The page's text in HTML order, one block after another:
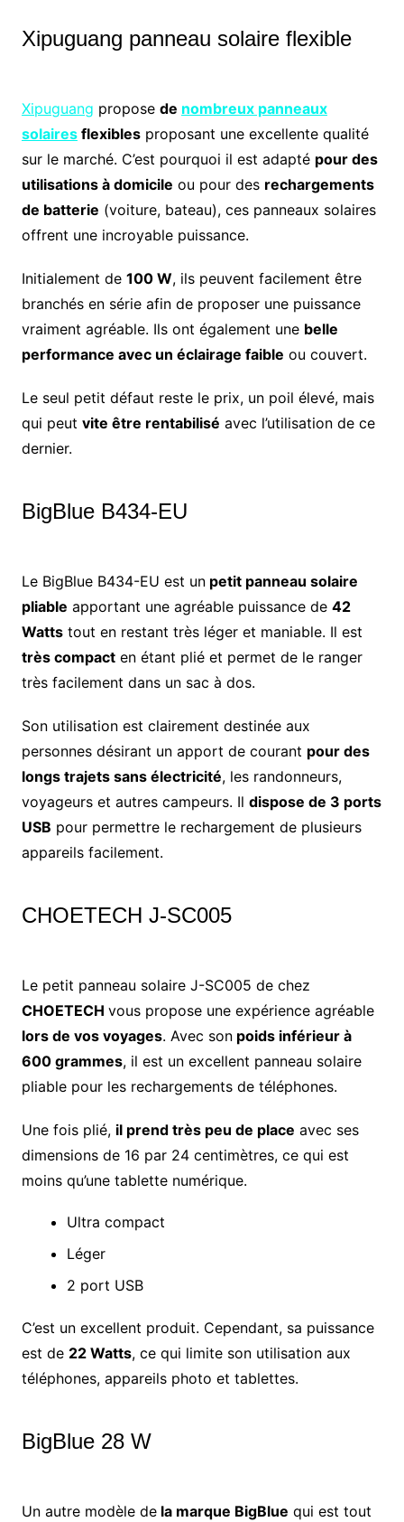
Xipuguang panneau solaire flexible
Xipuguang propose de nombreux panneaux
solairesflexiblesproposant une excellente qualité
sur le marché. C’est pourquoi il est adapté pour des
utilisations à domicile ou pour des rechargements
de batterie (voiture, bateau), ces panneaux solaires
offrent une incroyable puissance.
Initialement de 100 W, ils peuvent facilement être
branchés en série afin de proposer une puissance
vraiment agréable. Ils ont également une belle
performance avec un éclairage faible ou couvert.
Le seul petit défaut reste le prix, un poil élevé, mais
qui peut vite être rentabilisé avec l’utilisation de ce
dernier.
BigBlue B434-EU
Le BigBlue B434-EU est unpetit panneau solaire
pliable apportant une agréable puissance de 42
Wattstout en restant très léger et maniable. Il est
très compacten étant plié et permet de le ranger
très facilement dans un sac à dos.
Son utilisation est clairement destinée aux
personnes désirant un apport de courant pour des
longs trajets sans électricité, les randonneurs,
voyageurs et autres campeurs. Il dispose de 3 ports
USB pour permettre le rechargement de plusieurs
appareils facilement.
CHOETECH J-SC005
Le petit panneau solaire J-SC005 de chez
CHOETECH vous propose une expérience agréable
lors de vos voyages. Avec sonpoids inférieur à
600 grammes, il est un excellent panneau solaire
pliable pour les rechargements de téléphones.
Une fois plié, il prend très peu de place avec ses
dimensions de 16 par 24 centimètres, ce qui est
moins qu’une tablette numérique.
Ultra compact
Léger
2 port USB
C’est un excellent produit. Cependant, sa puissance
est de 22 Watts, ce qui limite son utilisation aux
téléphones, appareils photo et tablettes.
BigBlue 28 W
Un autre modèle dela marque BigBlue qui est tout